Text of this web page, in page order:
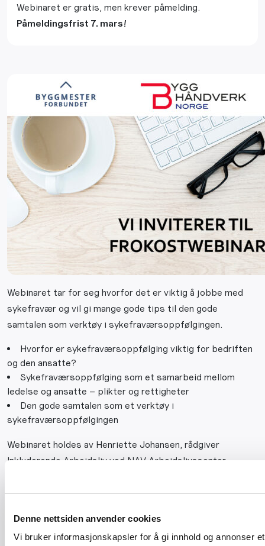
Denne nettsiden anvender cookies
Vi bruker informasjonskapsler for å gi innhold og annonser
Webinaret tar for seg hvorfor det er viktig å jobbe med
sykefravær og vil gi mange gode tips til den gode
samtalen som verktøy i sykefraværsoppfølgingen.
Hvorfor er sykefraværsoppfølging viktig for bedriften
og den ansatte?​
Sykefraværsoppfølging som et samarbeid mellom
ledelse og ansatte – plikter og rettigheter​
Den gode samtalen​ som et verktøy i
sykefraværsoppfølgingen
Webinaret holdes av Henriette Johansen, rådgiver
Inkluderende Arbeidsliv ved NAV Arbeidslivssenter.
passer for ledere, tillitsvalgte og verneombud, HR og
medarbeidere. Se det gjerne sammen!
Webinaret er gratis, men krever påmelding.
Påmeldingsfrist 7. mars!